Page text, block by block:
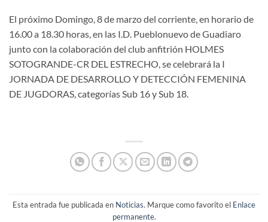
El próximo Domingo, 8 de marzo del corriente, en horario de
16.00 a 18.30 horas, en las I.D. Pueblonuevo de Guadiaro
junto con la colaboración del club anfitrión HOLMES
SOTOGRANDE-CR DEL ESTRECHO, se celebrará la I
JORNADA DE DESARROLLO Y DETECCIÓN FEMENINA
DE JUGDORAS, categorías Sub 16 y Sub 18.
Esta entrada fue publicada en Noticias. Marque como favorito el Enlace
permanente.